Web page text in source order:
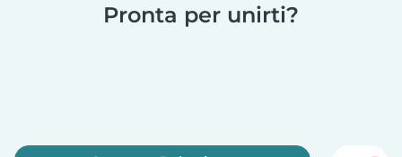
Pronta per unirti?